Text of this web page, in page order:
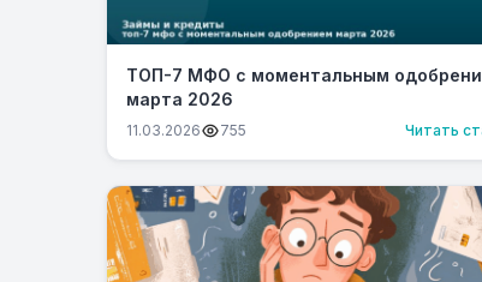
ТОП-7 МФО с моментальным
марта 2026
11.03.2026 755 Читать